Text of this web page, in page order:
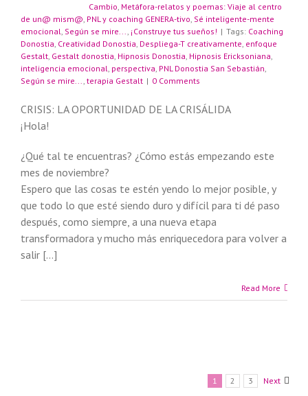
Cambio, Metáfora-relatos y poemas: Viaje al centro
de un@ mism@, PNL y coaching GENERA-tivo, Sé inteligente-mente
emocional, Según se mire..., ¡Construye tus sueños! | Tags: Coaching
Donostia, Creatividad Donostia, Despliega-T creativamente, enfoque
Gestalt, Gestalt donostia, Hipnosis Donostia, Hipnosis Ericksoniana,
inteligencia emocional, perspectiva, PNL Donostia San Sebastián,
Según se mire..., terapia Gestalt | 0 Comments
CRISIS: LA OPORTUNIDAD DE LA CRISÁLIDA
¡Hola!
¿Qué tal te encuentras? ¿Cómo estás empezando este
mes de noviembre?
Espero que las cosas te estén yendo lo mejor posible, y
que todo lo que esté siendo duro y difícil para ti dé paso
después, como siempre, a una nueva etapa
transformadora y mucho más enriquecedora para volver a
salir […]
Read More
1 2 3 Next